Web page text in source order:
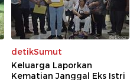
detikSumut
Keluarga Laporkan
Kematian Janggal Eks Istri